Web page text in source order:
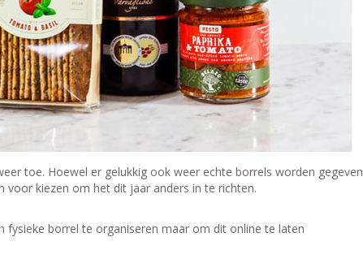
toe. Hoewel er gelukkig ook weer echte borrels worden gegeven
kiezen om het dit jaar anders in te richten.
borrel te organiseren maar om dit online te laten